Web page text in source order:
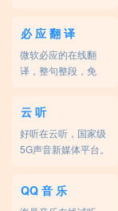
必 应 翻 译
微软必应的在线翻
译，整句整段，免
云 听
好听在云听，国家级
5G声音新媒体平台。
QQ 音 乐